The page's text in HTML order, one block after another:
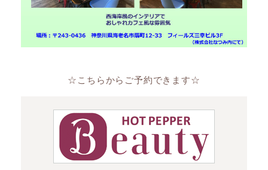
☆こちらからご予約できます☆